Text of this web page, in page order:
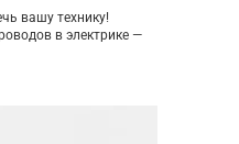
вашу технику!
в электрике —